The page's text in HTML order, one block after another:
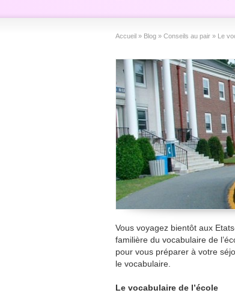
Accueil » Blog » Conseils au pair » Le
Vous voyagez bientôt aux
familière du vocabulaire de
pour vous préparer à votre
le vocabulaire.
Le vocabulaire de l’école